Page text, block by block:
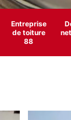
Entreprise
de toiture
88